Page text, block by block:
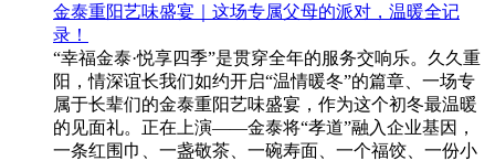
金泰重阳艺味盛宴｜这场专属父母的派对，温暖全记
录！
“幸福金泰·悦享四季”是贯穿全年的服务交响乐。久久重
阳，情深谊长我们如约开启“温情暖冬”的篇章、一场专
属于长辈们的金泰重阳艺味盛宴，作为这个初冬最温暖
的见面礼。正在上演——金泰将“孝道”融入企业基因，
一条红围巾、一盏敬茶、一碗寿面、一个福饺、一份小